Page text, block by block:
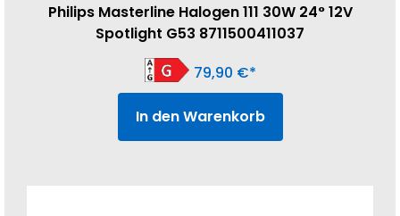
Philips Masterline Halogen 111 30W 24° 12V
Spotlight G53 8711500411037
79,90 €
In den Warenkorb